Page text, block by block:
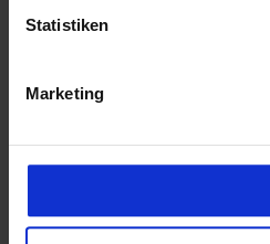
Statistiken
Marketing